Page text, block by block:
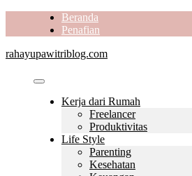
Beranda
Penafian
rahayupawitriblog.com
Kerja dari Rumah
Freelancer
Produktivitas
Life Style
Parenting
Kesehatan